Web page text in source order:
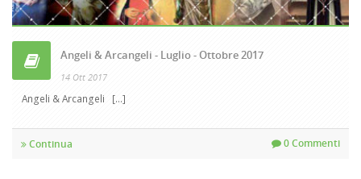
Angeli & Arcangeli - Luglio - Ottobre 2017
14 Ott 2017
Angeli & Arcangeli [...]
Continua 0 Commenti